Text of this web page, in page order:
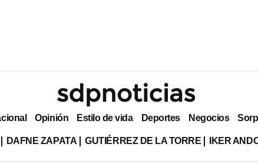
Opinión Estilo de vida Deportes Negocios
DAFNE ZAPATA GUTIÉRREZ DE LA TORRE IKER